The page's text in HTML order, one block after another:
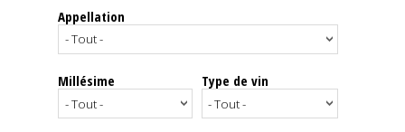
Spiritueux
Notes
Appellation
Millésime Type de vin